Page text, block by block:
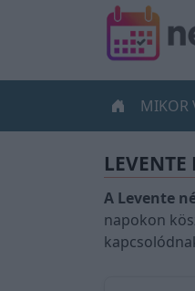
MIKOR
A Levente
napokon